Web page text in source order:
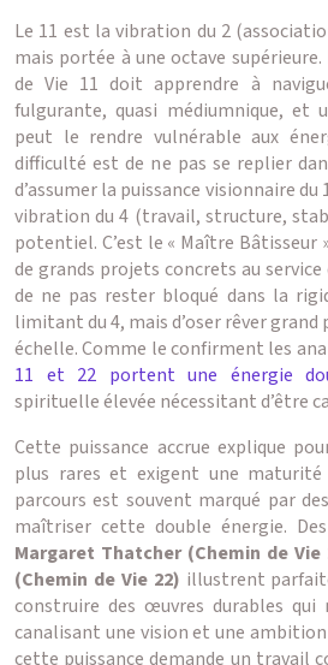
Le 11 est la vibration du 2
mais portée à une octave
de Vie 11 doit apprendre à
fulgurante, quasi médiumnique, et
peut le rendre vulnérable aux
difficulté est de ne pas se replier
d’assumer la puissance visionnaire du
vibration du 4 (travail, structure,
potentiel. C’est le « Maître Bâtisseur
de grands projets concrets au
de ne pas rester bloqué dans la
limitant du 4, mais d’oser rêver
échelle. Comme le confirment les
11 et 22 portent une énergie
spirituelle élevée nécessitant d’être
Cette puissance accrue explique
plus rares et exigent une maturité
parcours est souvent marqué par
maîtriser cette double énergie.
Margaret Thatcher (Chemin de Vie
(Chemin de Vie 22) illustrent
construire des œuvres durables qui
canalisant une vision et une
cette puissance demande un travail